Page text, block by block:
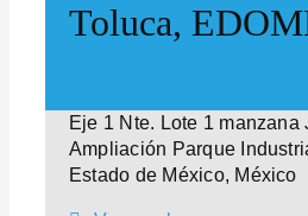
Toluca,
Eje 1 Nte. Lote 1 manzana
Ampliación Parque
Estado de México, México